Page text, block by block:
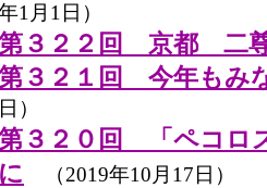
1月1日）
３２２回 京都 二
３２１回 今年もみ
日）
３２０回 「ペコロ
に （2019年10月17日）